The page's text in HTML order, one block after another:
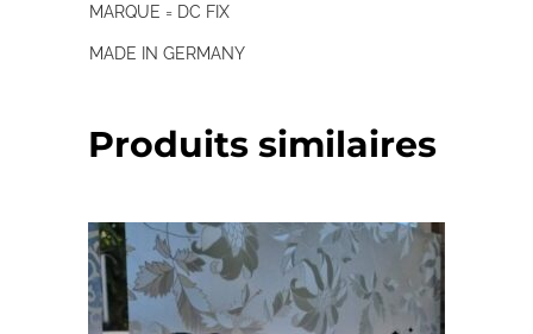
MARQUE = DC FIX
MADE IN GERMANY
Produits similaires